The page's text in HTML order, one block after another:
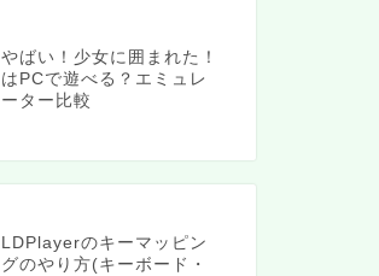
やばい！少女に囲まれた！
はPCで遊べる？エミュレ
ーター比較
LDPlayerのキーマッピン
グのやり方(キーボード・